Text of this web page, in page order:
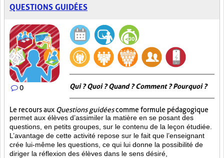
QUESTIONS GUIDÉES
0 Qui ? Quoi ? Quand ? Comment ? Pourquoi ?
Le recours aux Questions guidéescomme formule pédagogique
permet aux élèves d’assimiler la matière en se posant des
questions, en petits groupes, sur le contenu de la leçon étudiée.
L’avantage de cette activité repose sur le fait que l’enseignant
crée lui-même les questions, ce qui lui donne la possibilité de
diriger la réflexion des élèves dans le sens désiré,